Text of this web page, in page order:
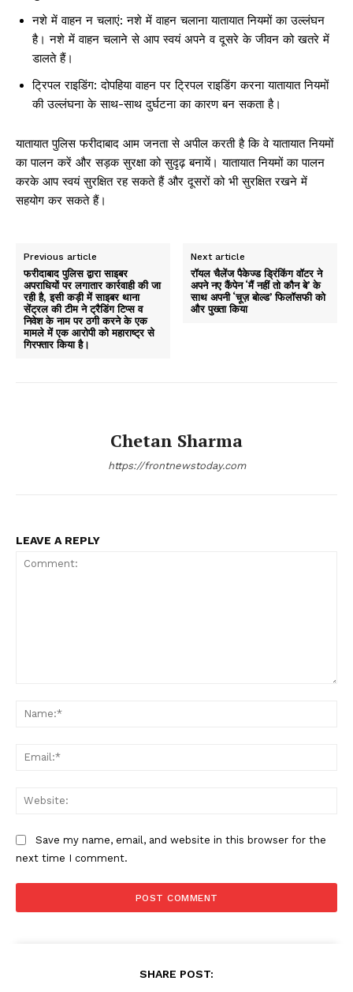
नशे में वाहन न चलाएं: नशे में वाहन चलाना यातायात नियमों का उल्लंघन
है। नशे में वाहन चलाने से आप स्वयं अपने व दूसरे के जीवन को खतरे में
डालते हैं।
ट्रिपल राइडिंग: दोपहिया वाहन पर ट्रिपल राइडिंग करना यातायात नियमों
की उल्लंघना के साथ-साथ दुर्घटना का कारण बन सकता है।
यातायात पुलिस फरीदाबाद आम जनता से अपील करती है कि वे यातायात नियमों
का पालन करें और सड़क सुरक्षा को सुदृढ़ बनायें। यातायात नियमों का पालन
करके आप स्वयं सुरक्षित रह सकते हैं और दूसरों को भी सुरक्षित रखने में
सहयोग कर सकते हैं।
Previous article
फरीदाबाद पुलिस द्वारा साइबर
अपराधियों पर लगातार कार्रवाही की जा
रही है, इसी कड़ी में साइबर थाना
सेंट्रल की टीम ने ट्रैडिंग टिप्स व
निवेश के नाम पर ठगी करने के एक
मामले में एक आरोपी को महाराष्ट्र से
गिरफ्तार किया है।
Next article
रॉयल चैलेंज पैकेज्ड ड्रिंकिंग वॉटर ने
अपने नए कैंपेन ‘मैं नहीं तो कौन बे’ के
साथ अपनी ‘चूज़ बोल्ड’ फिलॉसफी को
और पुख्ता किया
Chetan Sharma
https://frontnewstoday.com
LEAVE A REPLY
Save my name, email, and website in this browser for the
next time I comment.
SHARE POST: